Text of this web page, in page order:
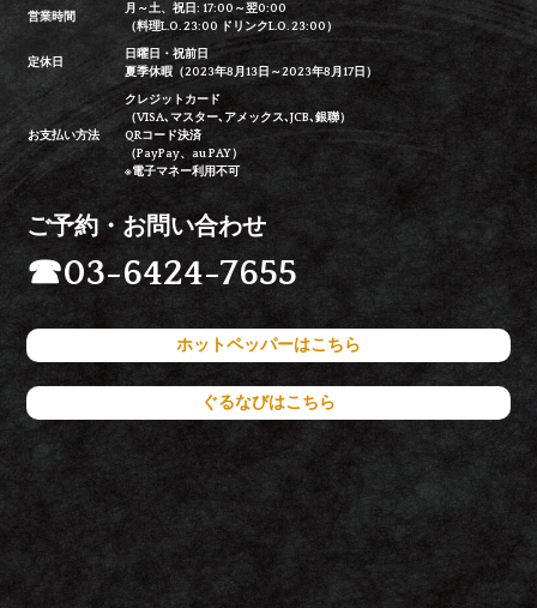
営業時間
月～土、祝日: 17:00～翌0:00
（料理L.O. 23:00 ドリンクL.O. 23:00）
定休日
日曜日・祝前日
夏季休暇（2023年8月13日～2023年8月17日）
お支払い方法
クレジットカード
（VISA､マスター､アメックス､JCB､銀聯）
QRコード決済
（PayPay、au PAY）
※電子マネー利用不可
ご予約・お問い合わせ
☎03-6424-7655
ホットペッパーはこちら
ぐるなびはこちら